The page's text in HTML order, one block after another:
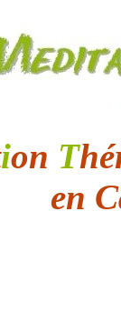
ion T
en